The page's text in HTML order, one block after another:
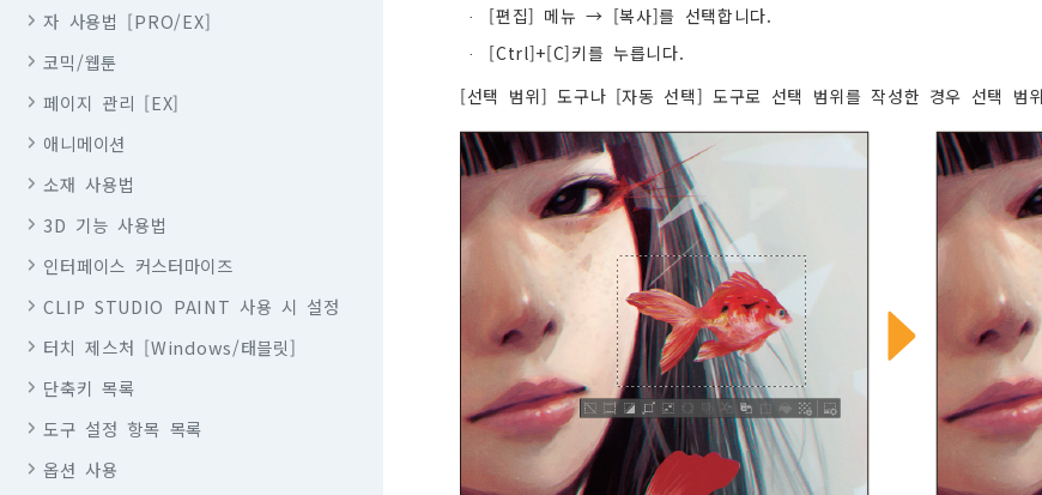
자 사용법 [PRO/EX]
코믹/웹툰
페이지 관리 [EX]
애니메이션
소재 사용법
3D 기능 사용법
인터페이스 커스터마이즈
CLIP STUDIO PAINT 사용 시 설정
터치 제스처 [Windows/태블릿]
단축키 목록
도구 설정 항목 목록
옵션 사용
· [편집] 메뉴 → [복사]를 선택합니다.
·
[Ctrl]+[C]키를 누릅니다.
[선택 범위] 도구나 [자동 선택] 도구로 선택 범위를 작성한 경우 선택 범